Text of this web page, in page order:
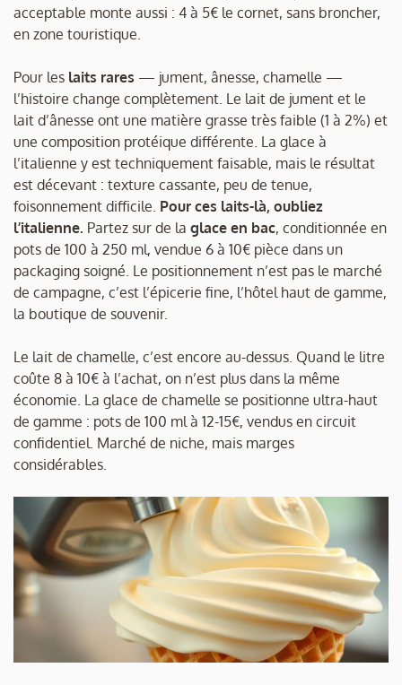
acceptable monte aussi : 4 à 5€ le cornet, sans broncher,
en zone touristique.
Pour les laits rares — jument, ânesse, chamelle —
l’histoire change complètement. Le lait de jument et le
lait d’ânesse ont une matière grasse très faible (1 à 2%) et
une composition protéique différente. La glace à
l’italienne y est techniquement faisable, mais le résultat
est décevant : texture cassante, peu de tenue,
foisonnement difficile. Pour ces laits-là, oubliez
l’italienne. Partez sur de la glace en bac, conditionnée en
pots de 100 à 250 ml, vendue 6 à 10€ pièce dans un
packaging soigné. Le positionnement n’est pas le marché
de campagne, c’est l’épicerie fine, l’hôtel haut de gamme,
la boutique de souvenir.
Le lait de chamelle, c’est encore au-dessus. Quand le litre
coûte 8 à 10€ à l’achat, on n’est plus dans la même
économie. La glace de chamelle se positionne ultra-haut
de gamme : pots de 100 ml à 12-15€, vendus en circuit
confidentiel. Marché de niche, mais marges
considérables.